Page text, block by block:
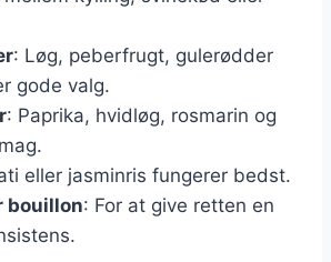
: Løg, peberfrugt, gulerødder
gode valg.
: Paprika, hvidløg, rosmarin og
eller jasminris fungerer bedst.
bouillon: For at give retten en